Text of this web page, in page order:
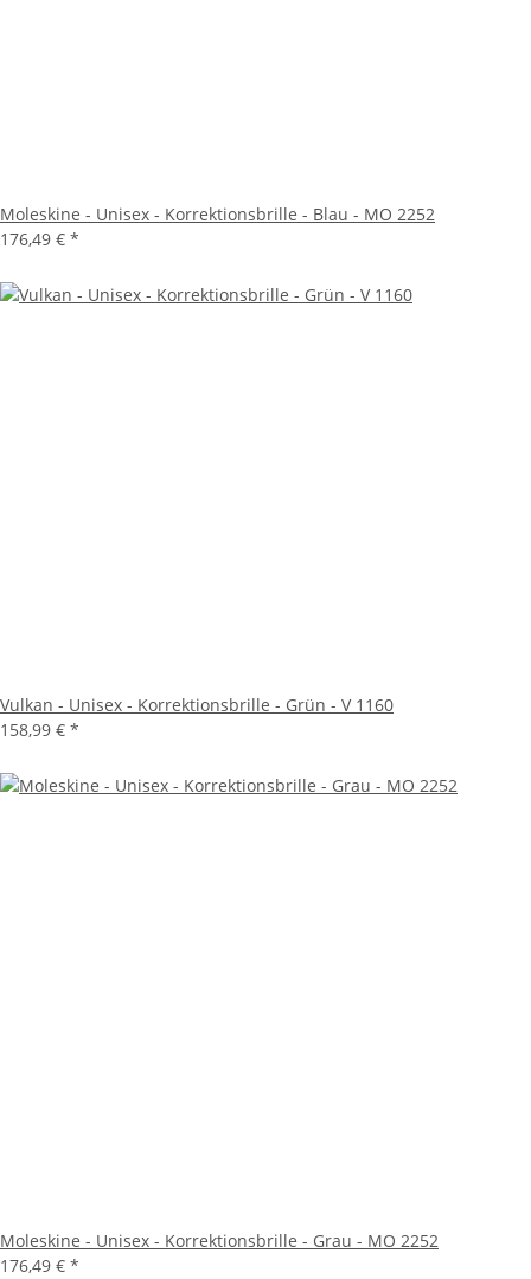
Moleskine - Unisex - Korrektionsbrille - Blau - MO 2252
176,49 € *
Vulkan - Unisex - Korrektionsbrille - Grün - V 1160
158,99 € *
Moleskine - Unisex - Korrektionsbrille - Grau - MO 2252
176,49 € *